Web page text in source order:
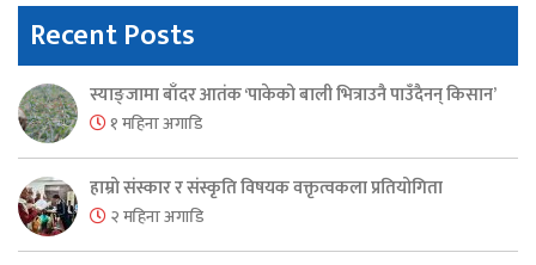
Recent Posts
स्याङ्जामा बाँदर आतंक ‘पाकेको बाली भित्राउनै पाउँदैनन् किसान’
१ महिना अगाडि
हाम्रो संस्कार र संस्कृति विषयक वक्तृत्वकला प्रतियोगिता
२ महिना अगाडि